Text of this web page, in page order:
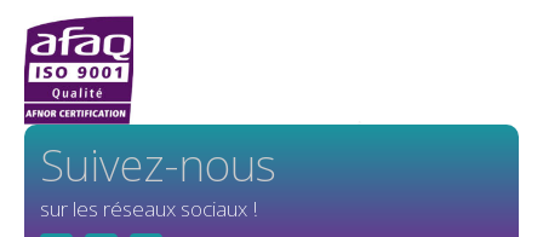
Suivez-nous
sur les réseaux sociaux !